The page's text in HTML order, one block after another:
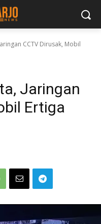
CCTV Dirusak, Mobil
Jaringan
Ertiga